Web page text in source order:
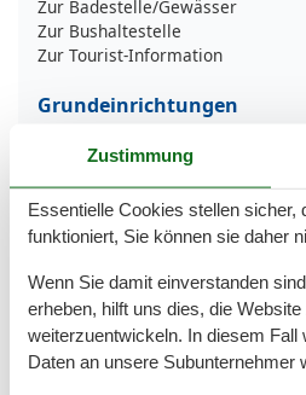
Zur Badestelle/Gewässer
Zur Bushaltestelle
Zur Tourist-Information
Grundeinrichtungen
Kinder einrichtungen
Familienfreundlich
Allergikerger. (tierfrei)
Backofen
Doppelbett
Dusche/WC
Zustimmung
Essentielle Cookies stellen sicher,
funktioniert, Sie können sie daher
Wenn Sie damit einverstanden
erheben, hilft uns dies, die
weiterzuentwickeln. In diesem Fall
Daten an unsere Subunternehmer